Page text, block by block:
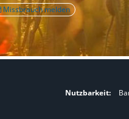
Missbrauch melden
Nutzbarkeit: